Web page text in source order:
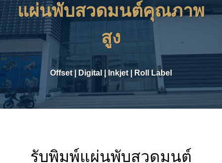
แผ่นพับสวดมนต์คุณภาพ
สูง
Offset| Digital Inkjet| Roll Label
รับพิมพ์แผ่นพับสวดมนต์